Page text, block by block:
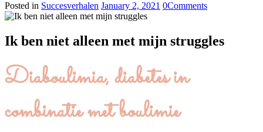
Posted in Succesverhalen January 2, 2021 0Comments
Ik ben niet alleen met mijn struggles
Diaboulimia, diabetes in
combinatie met boulimie